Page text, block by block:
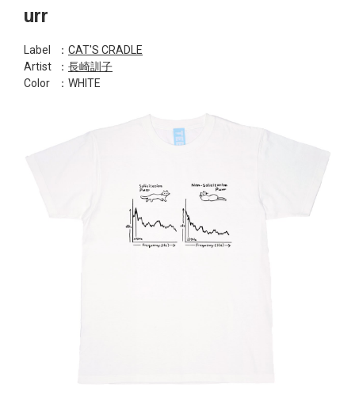
urr
Label ： CAT'S CRADLE
Artist
： 長崎訓子
Color
：WHITE